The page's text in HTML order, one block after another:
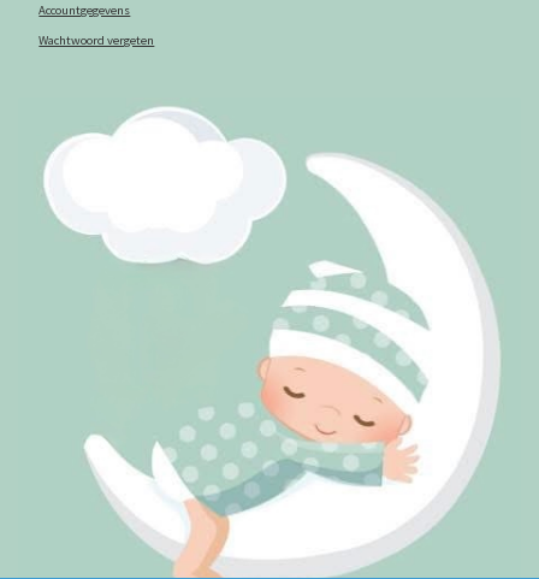
Accountgegevens
Wachtwoord vergeten